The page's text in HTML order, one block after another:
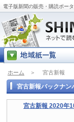
電子版新聞の販売・購読ポー
ホーム ＞ 宮古新報
宮古新報バックナン
宮古新報 2020年